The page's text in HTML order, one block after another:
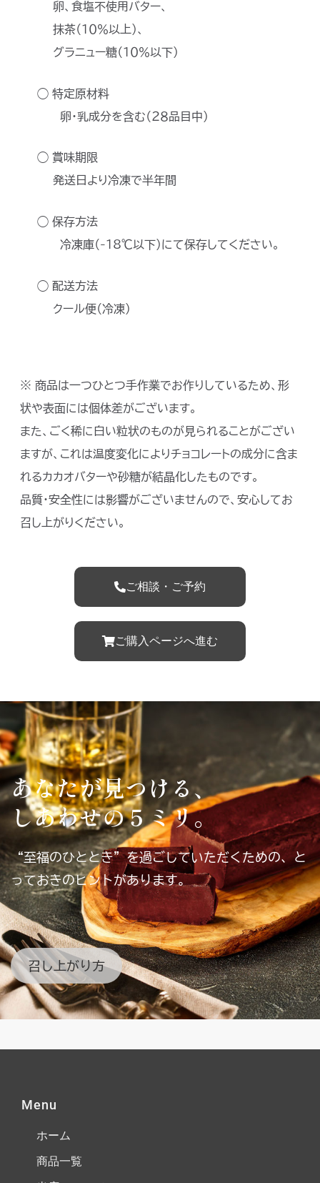
卵、食塩不使用バター、
抹茶（１０％以上）、
グラニュー糖（１０％以下）
◯ 特定原材料
卵・乳成分を含む（２８品目中）
◯ 賞味期限
発送日より冷凍で半年間
◯ 保存方法
冷凍庫（-18℃以下）にて保存してください。
◯ 配送方法
クール便（冷凍）
※ 商品は一つひとつ手作業でお作りしているため、形
状や表面には個体差がございます。
また、ごく稀に白い粒状のものが見られることがござい
ますが、これは温度変化によりチョコレートの成分に含ま
れるカカオバターや砂糖が結晶化したものです。
品質・安全性には影響がございませんので、安心してお
召し上がりください。
ご相談・ご予約
ご購入ページへ進む
あなたが見つける、
しあわせの５ミリ。
“至福のひととき”を過ごしていただくための、と
っておきのヒントがあります。
召し上がり方
Menu
ホーム
商品一覧